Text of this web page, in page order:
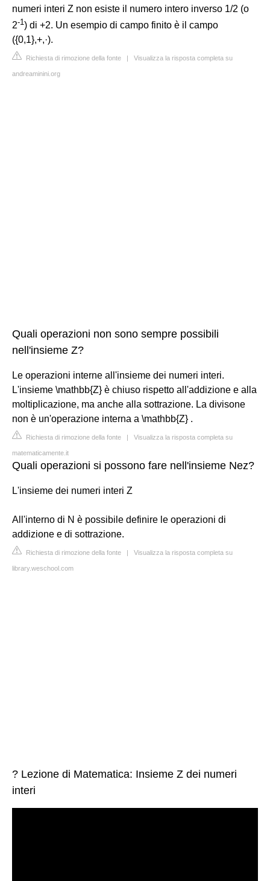
numeri interi Z non esiste il numero intero inverso 1/2 (o
2-1) di +2. Un esempio di campo finito è il campo
({0,1},+,·).
Richiesta di rimozione della fonte Visualizza la risposta completa su
andreaminini.org
Quali operazioni non sono sempre possibili
nell'insieme Z?
Le operazioni interne all'insieme dei numeri interi.
L'insieme \mathbb{Z} è chiuso rispetto all'addizione e alla
moltiplicazione, ma anche alla sottrazione. La divisone
non è un'operazione interna a \mathbb{Z} .
Richiesta di rimozione della fonte Visualizza la risposta completa su
matematicamente.it
Quali operazioni si possono fare nell'insieme Nez?
L'insieme dei numeri interi Z
All'interno di N è possibile definire le operazioni di
addizione e di sottrazione.
Richiesta di rimozione della fonte Visualizza la risposta completa su
library.weschool.com
? Lezione di Matematica: Insieme Z dei numeri
interi